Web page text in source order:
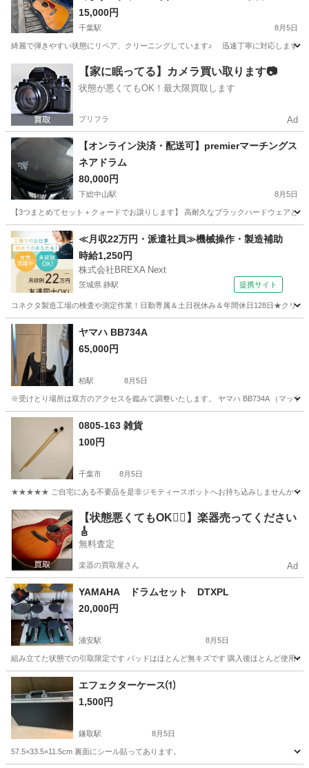
15,000円
千葉駅 8月5日
綺麗で弾きやすい状態にリペア、クリーニングしています♪ 迅速丁寧に対応します
千葉市 千葉駅 弦楽器、ギター
【家に眠ってる】カメラ買い取ります📷
状態が悪くてもOK！最大限買取します
プリフラ Ad
【オンライン決済・配送可】premierマーチングス
ネアドラム
80,000円
下総中山駅 8月5日
【3つまとめてセット＋クォードでお譲りします】 高耐久なブラックハードウェアと
千葉 船橋市 下総中山駅 打楽器、ドラム キャリア
≪月収22万円・派遣社員≫機械操作・製造補助
時給1,250円
株式会社BREXA Next
茨城県 静駅 提携サイト
コネクタ製造工場の検査や測定作業！日勤専属＆土日祝休み＆年間休日128日★クリ
茨城 常陸大宮市ヤマハ BB734A
65,000円
柏駅 8月5日
※受けとり場所は双方のアクセスを鑑みて調整いたします。 ヤマハ BB734A （マット
千葉 柏市 弦楽器、ギター
0805-163 雑貨
100円
千葉市 8月5日
★★★★★ ご自宅にある不要品を是非ジモティースポットへお持ち込みしませんか？
千葉 千葉市 その他 現地
【状態悪くてもOK🙆‍♀️】楽器売ってください
🎸
無料査定
楽器の買取屋さん Ad
YAMAHA ドラムセット DTXPL
20,000円
浦安駅 8月5日
組み立てた状態での引取限定です パッドはほとんど無キズです 購入後ほとんど使用
千葉 浦安市 打楽器、ドラム
エフェクターケース⑴
1,500円
鎌取駅 8月5日
57.5×33.5×11.5cm 裏面にシール貼ってあります。